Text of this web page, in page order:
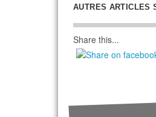
AUTRES ARTICLES
Share this...